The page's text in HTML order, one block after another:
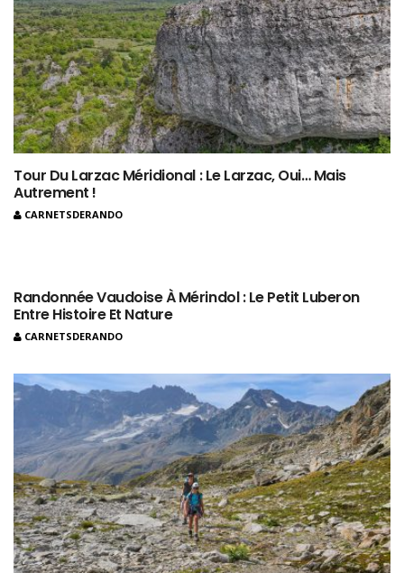
Tour Du Larzac Méridional : Le Larzac, Oui… Mais
Autrement !
CARNETSDERANDO
Randonnée Vaudoise À Mérindol : Le Petit Luberon
Entre Histoire Et Nature
CARNETSDERANDO